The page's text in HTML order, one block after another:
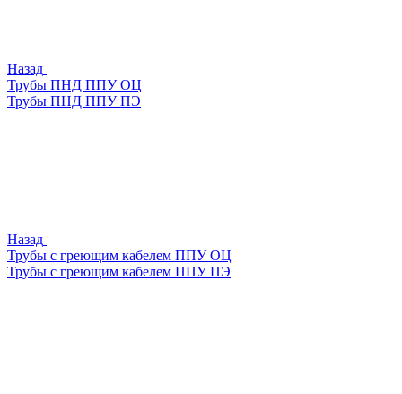
Назад
Трубы ПНД ППУ ОЦ
Трубы ПНД ППУ ПЭ
Назад
Трубы с греющим кабелем ППУ ОЦ
Трубы с греющим кабелем ППУ ПЭ